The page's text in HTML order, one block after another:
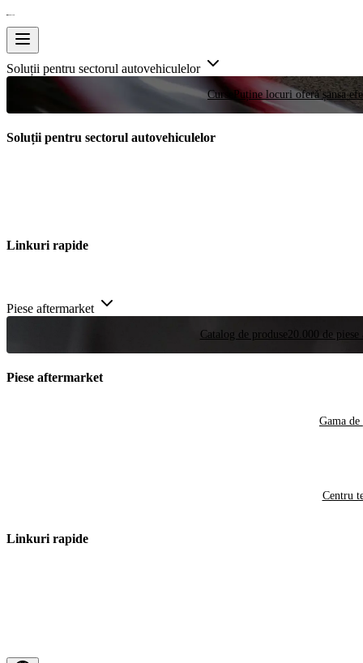
Soluții pentru sectorul autovehiculelor
Curse Puține locuri oferă șansa
Soluții pentru sectorul autovehiculelor
Linkuri rapide
Piese aftermarket
Catalog de produse 20.000 de
Piese aftermarket
Gama de
Centru
Linkuri rapide